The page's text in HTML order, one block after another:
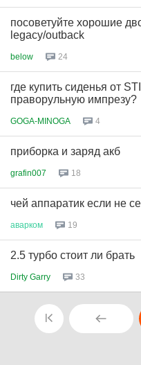
посоветуйте хорошие
legacy/outback
below 24
где купить сиденья от
праворульную импрезу?
GOGA-MINOGA 4
приборка и заряд акб
grafin007 18
чей аппаратик если не
аварком 19
2.5 турбо стоит ли брать
Dirty Garry 33